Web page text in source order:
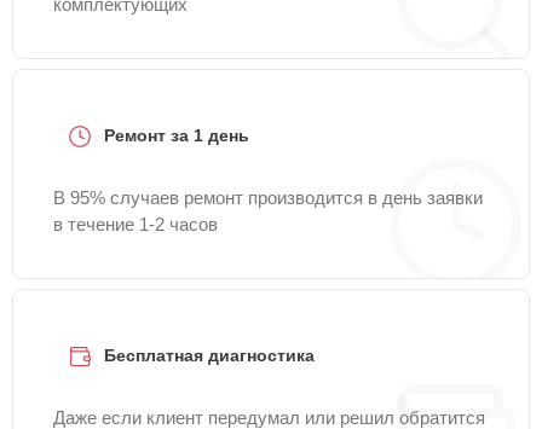
комплектующих
Ремонт за 1 день
В 95% случаев ремонт производится в день заявки
в течение 1-2 часов
Бесплатная диагностика
Даже если клиент передумал или решил обратится